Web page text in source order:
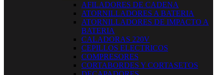
AFILADORES DE CADENA
ATORNILLADORES A BATERIA
ATORNILLADORES DE IMPACTO A
BATERIA
CALADORAS 220V
CEPILLOS ELECTRICOS
COMPRESORES
CORTABORDES Y CORTASETOS